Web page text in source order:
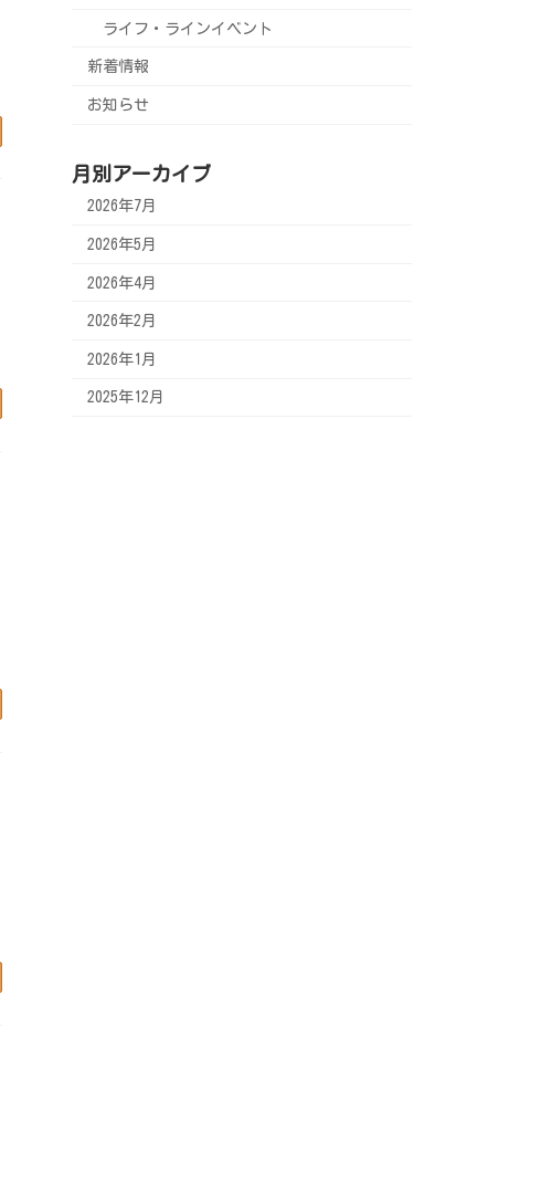
ライフ・ラインイベント
新着情報
お知らせ
月別アーカイブ
2026年7月
2026年5月
2026年4月
2026年2月
2026年1月
2025年12月